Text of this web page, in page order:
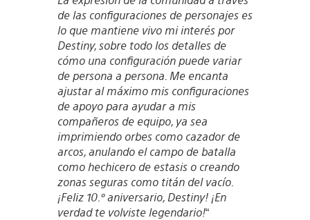
de las configuraciones de personajes es
lo que mantiene vivo mi interés por
Destiny, sobre todo los detalles de
cómo una configuración puede variar
de persona a persona. Me encanta
ajustar al máximo mis configuraciones
de apoyo para ayudar a mis
compañeros de equipo, ya sea
imprimiendo orbes como cazador de
arcos, anulando el campo de batalla
como hechicero de estasis o creando
zonas seguras como titán del vacío.
¡Feliz 10.º aniversario, Destiny! ¡En
verdad te volviste legendario!“